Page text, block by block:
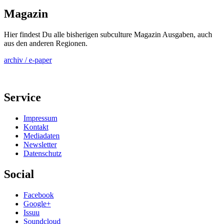
Magazin
Hier findest Du alle bisherigen subculture Magazin Ausgaben, auch
aus den anderen Regionen.
archiv / e-paper
Service
Impressum
Kontakt
Mediadaten
Newsletter
Datenschutz
Social
Facebook
Google+
Issuu
Soundcloud